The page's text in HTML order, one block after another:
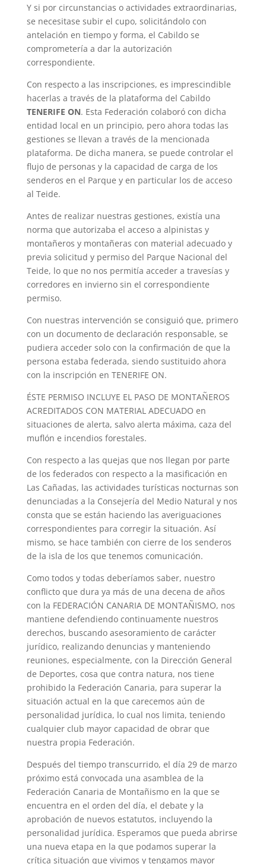
Y si por circunstancias o actividades extraordinarias,
se necesitase subir el cupo, solicitándolo con
antelación en tiempo y forma, el Cabildo se
comprometería a dar la autorización
correspondiente.
Con respecto a las inscripciones, es imprescindible
hacerlas a través de la plataforma del Cabildo
TENERIFE ON. Esta Federación colaboró con dicha
entidad local en un principio, pero ahora todas las
gestiones se llevan a través de la mencionada
plataforma. De dicha manera, se puede controlar el
flujo de personas y la capacidad de carga de los
senderos en el Parque y en particular los de acceso
al Teide.
Antes de realizar nuestras gestiones, existía una
norma que autorizaba el acceso a alpinistas y
montañeros y montañeras con material adecuado y
previa solicitud y permiso del Parque Nacional del
Teide, lo que no nos permitía acceder a travesías y
corredores en invierno sin el correspondiente
permiso.
Con nuestras intervención se consiguió que, primero
con un documento de declaración responsable, se
pudiera acceder solo con la confirmación de que la
persona estaba federada, siendo sustituido ahora
con la inscripción en TENERIFE ON.
ÉSTE PERMISO INCLUYE EL PASO DE MONTAÑEROS
ACREDITADOS CON MATERIAL ADECUADO en
situaciones de alerta, salvo alerta máxima, caza del
muflón e incendios forestales.
Con respecto a las quejas que nos llegan por parte
de los federados con respecto a la masificación en
Las Cañadas, las actividades turísticas nocturnas son
denunciadas a la Consejería del Medio Natural y nos
consta que se están haciendo las averiguaciones
correspondientes para corregir la situación. Así
mismo, se hace también con cierre de los senderos
de la isla de los que tenemos comunicación.
Como todos y todas deberíamos saber, nuestro
conflicto que dura ya más de una decena de años
con la FEDERACIÓN CANARIA DE MONTAÑISMO, nos
mantiene defendiendo continuamente nuestros
derechos, buscando asesoramiento de carácter
jurídico, realizando denuncias y manteniendo
reuniones, especialmente, con la Dirección General
de Deportes, cosa que contra natura, nos tiene
prohibido la Federación Canaria, para superar la
situación actual en la que carecemos aún de
personalidad jurídica, lo cual nos limita, teniendo
cualquier club mayor capacidad de obrar que
nuestra propia Federación.
Después del tiempo transcurrido, el día 29 de marzo
próximo está convocada una asamblea de la
Federación Canaria de Montañismo en la que se
encuentra en el orden del día, el debate y la
aprobación de nuevos estatutos, incluyendo la
personalidad jurídica. Esperamos que pueda abrirse
una nueva etapa en la que podamos superar la
crítica situación que vivimos y tengamos mayor